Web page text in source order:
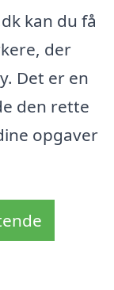
kan du få
der
Det er en
den rette
opgaver